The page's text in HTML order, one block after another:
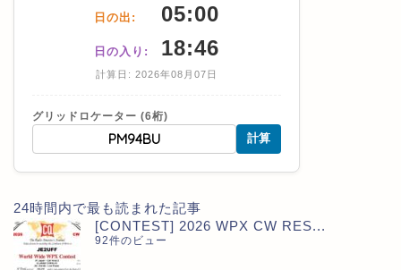
日の出: 05:00
日の入り: 18:46
計算日: 2026年08月07日
グリッドロケーター (6桁)
計算
24時間内で最も読まれた記事
[CONTEST] 2026 WPX CW RES...
92件のビュー